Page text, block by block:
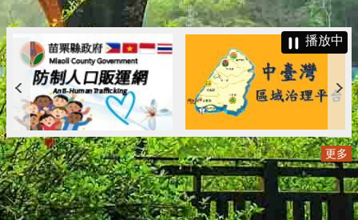
播放中
更多